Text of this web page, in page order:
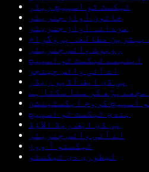
ٹیکسٹ ٹو اسپیچ ریڈر
خاتون آواز جنریٹر
مردانہ آواز جنریٹر
بہترین مطالعہ پروگرام
روبوٹ وائس جنریٹر
اینیمے ٹیکسٹ ٹو اسپیچ
اے آئی وائس چینجر
پی ڈی ایف آڈیو ریڈر
پڑھ کر سنا سکتا ہے
اسپیچ کروم ایکسٹینشن
ہندی ٹیکسٹ ٹو اسپیچ
پی ڈی ایف ریڈ الاؤڈ
اے آئی وائس جنریٹر
ٹیکستو آ ووز
لیطوری دی ٹیکسٹو